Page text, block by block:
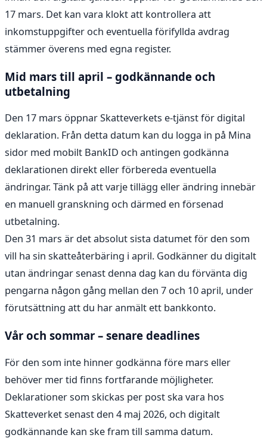
17 mars. Det kan vara klokt att kontrollera att
inkomstuppgifter och eventuella förifyllda avdrag
stämmer överens med egna register.
Mid mars till april – godkännande och
utbetalning
Den 17 mars öppnar Skatteverkets e-tjänst för digital
deklaration. Från detta datum kan du logga in på Mina
sidor med mobilt BankID och antingen godkänna
deklarationen direkt eller förbereda eventuella
ändringar. Tänk på att varje tillägg eller ändring innebär
en manuell granskning och därmed en försenad
utbetalning.
Den 31 mars är det absolut sista datumet för den som
vill ha sin skatteåterbäring i april. Godkänner du digitalt
utan ändringar senast denna dag kan du förvänta dig
pengarna någon gång mellan den 7 och 10 april, under
förutsättning att du har anmält ett bankkonto.
Vår och sommar – senare deadlines
För den som inte hinner godkänna före mars eller
behöver mer tid finns fortfarande möjligheter.
Deklarationer som skickas per post ska vara hos
Skatteverket senast den 4 maj 2026, och digitalt
godkännande kan ske fram till samma datum.